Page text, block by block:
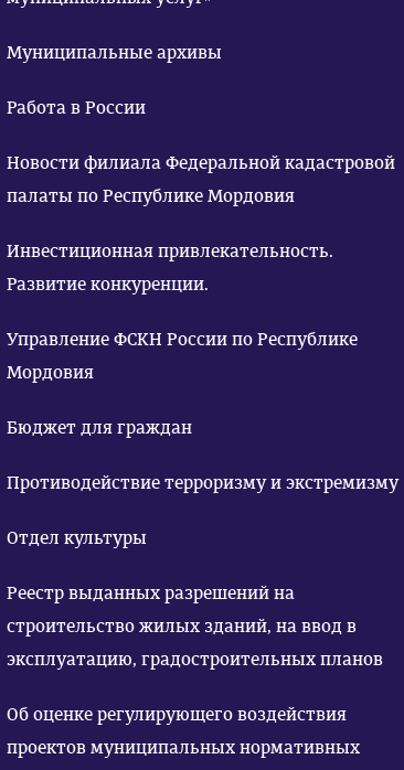
Муниципальные архивы
Работа в России
Новости филиала Федеральной кадастровой
палаты по Республике Мордовия
Инвестиционная привлекательность.
Развитие конкуренции.
Управление ФСКН России по Республике
Мордовия
Бюджет для граждан
Противодействие терроризму и экстремизму
Отдел культуры
Реестр выданных разрешений на
строительство жилых зданий, на ввод в
эксплуатацию, градостроительных планов
Об оценке регулирующего воздействия
проектов муниципальных нормативных